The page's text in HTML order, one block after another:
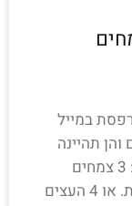
במייל
תהיינה
קצרות אך בעיקר ממוקדות. כמו למשל: 3 צמחים